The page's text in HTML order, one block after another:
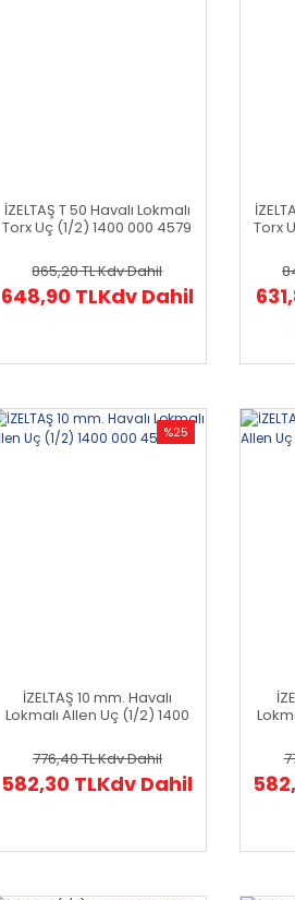
İZELTAŞ T 50 Havalı Lokmalı
Torx Uç (1/2) 1400 000 4579
865,20 TLKdv Dahil
648,90 TLKdv Dahil
Torx
%25
İZELTAŞ 10 mm. Havalı
Lokmalı Allen Uç (1/2) 1400
776,40 TLKdv Dahil
582,30 TLKdv Dahil